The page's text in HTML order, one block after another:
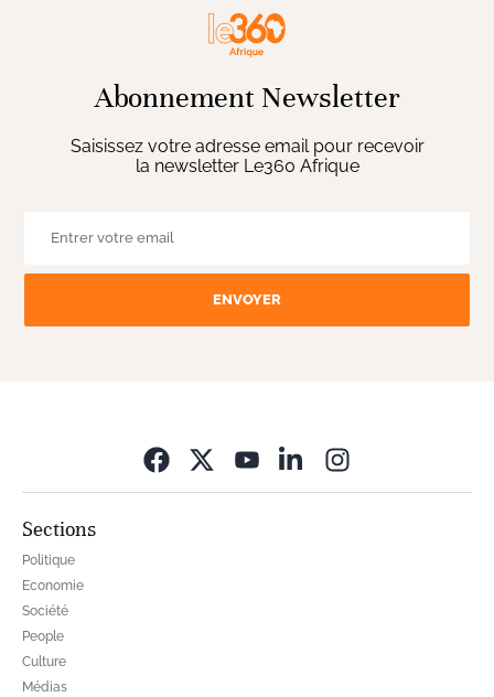
Abonnement Newsletter
Saisissez votre adresse email pour recevoir
la newsletter Le360 Afrique
ENVOYER
Sections
Politique
Economie
Société
People
Culture
Médias